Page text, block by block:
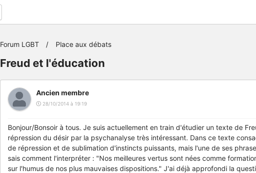
Forum LGBT Place aux débats
Freud et l'éducation
Ancien membre
28/10/2014 à 19:19
Bonjour/Bonsoir à tous. Je suis actuellement en train d'étudier un texte de
répression du désir par la psychanalyse très intéressant. Dans ce texte
de répression et de sublimation d'instincts puissants, mais l'une de ses
sais comment l'interpréter : "Nos meilleures vertus sont nées comme
sur l'humus de nos plus mauvaises dispositions." J'ai déjà approfondi la